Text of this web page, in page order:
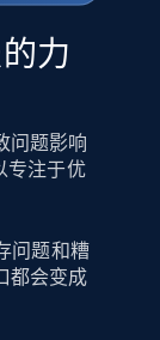
力
问题影响
专注于优
问题和糟
都会变成